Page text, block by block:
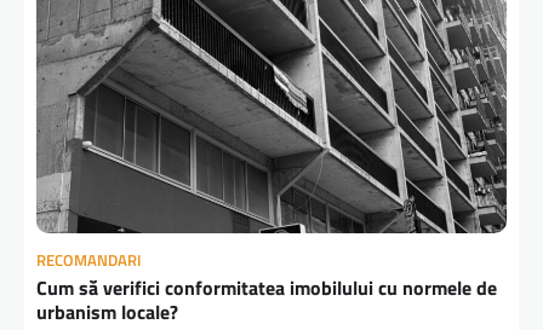
RECOMANDARI
Cum să verifici conformitatea imobilului cu normele de
urbanism locale?